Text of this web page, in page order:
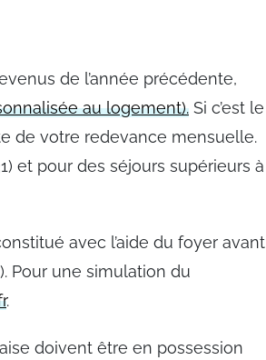
de l’année précédente,
au logement). Si c’est le
de votre redevance mensuelle.
et pour des séjours supérieurs à
avec l’aide du foyer avant
Pour une simulation du
.
doivent être en possession